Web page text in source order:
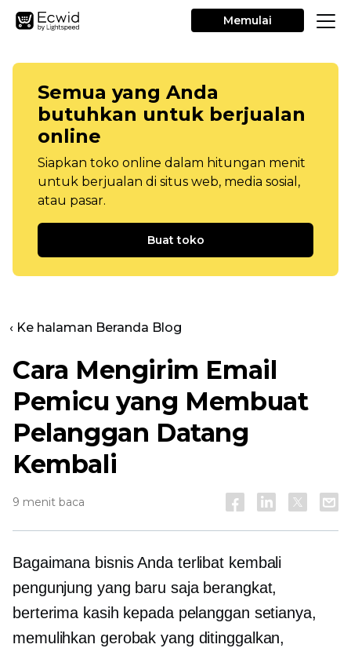
Memulai
Semua yang Anda
butuhkan untuk berjualan
online
Siapkan toko online dalam hitungan menit
untuk berjualan di situs web, media sosial,
atau pasar.
Buat toko
‹ Ke halaman Beranda Blog
Cara Mengirim Email
Pemicu yang Membuat
Pelanggan Datang
Kembali
9 menit baca
Bagaimana bisnis Anda terlibat kembali
pengunjung yang baru saja berangkat,
berterima kasih kepada pelanggan setianya,
memulihkan gerobak yang ditinggalkan,